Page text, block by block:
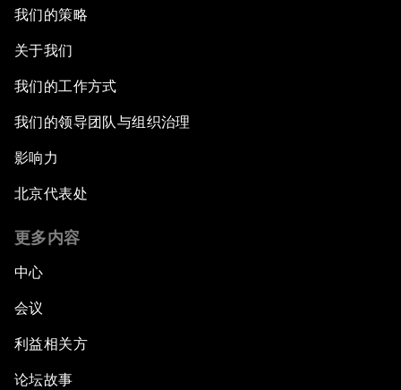
我们的策略
关于我们
我们的工作方式
我们的领导团队与组织治理
影响力
北京代表处
更多内容
中心
会议
利益相关方
论坛故事